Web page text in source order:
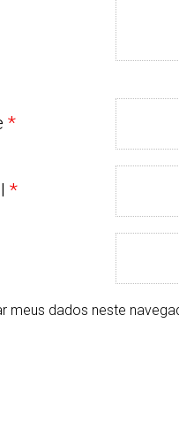
*
*
meus dados neste